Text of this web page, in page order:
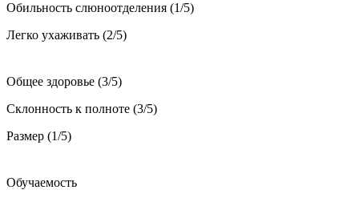
Обильность слюноотделения (1/5)
Легко ухаживать (2/5)
Общее здоровье (3/5)
Склонность к полноте (3/5)
Размер (1/5)
Обучаемость